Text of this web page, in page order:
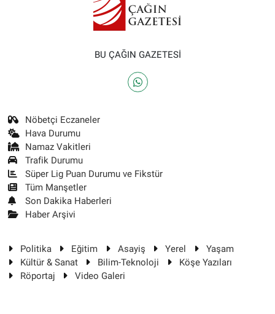
BU ÇAĞIN GAZETESİ
Nöbetçi Eczaneler
Hava Durumu
Namaz Vakitleri
Trafik Durumu
Süper Lig Puan Durumu ve Fikstür
Tüm Manşetler
Son Dakika Haberleri
Haber Arşivi
Politika Eğitim Asayiş Yerel
Yaşam
Kültür & Sanat
Bilim-Teknoloji
Köşe Yazıları
Röportaj
Video Galeri